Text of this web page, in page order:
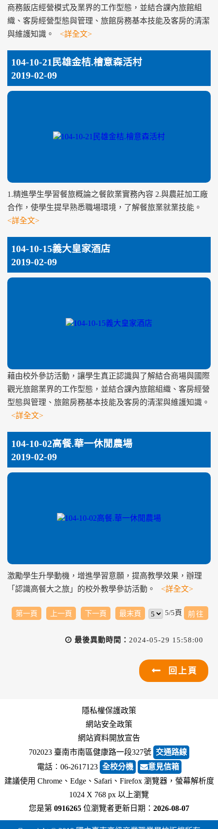
商務飯店經營模式及業界的工作型態，並結合課內旅館組
織、客房經營型態與管理、旅館房務基本技能及客房的清潔
與維護知識。 <詳全文>
104-10-21民雄金桔.檜意森活村
2019-02-09
1.精進學生學習餐旅概論之餐飲業實務內容 2.與農莊加工廠
合作，使學生提早熟悉職場環境，了解餐旅業就業技能。
<詳全文>
104-10-15義大皇家酒店
2019-02-09
藉由校外參訪活動，讓學生真正認識與了解結合商場與國際
觀光旅館業界的工作型態，並結合課內旅館組織、客房經營
型態與管理、旅館房務基本技能及客房的清潔與維護知識。
<詳全文>
104-10-02高餐.華一休閒農場
2019-02-09
激勵學生升學動機，增進學習意願，提高教學效果，辦理
「認識高餐大之旅」的校外教學參訪活動。 <詳全文>
第一頁 上一頁 下一頁 最末頁 5/5頁
最後異動時間： 2024-05-29 15:58:00
回上頁
隱私權保護政策
網站安全政策
網站資料開放宣告
702023 臺南市南區健康路一段327號 交通路線
電話︰06-2617123 全校分機
意見信箱
建議使用 Chrome、Edge、Safari、Firefox 瀏覽器，螢幕解析度
1024 X 768 px 以上瀏覽
您是第 0916265 位瀏覽者更新日期： 2026-08-07